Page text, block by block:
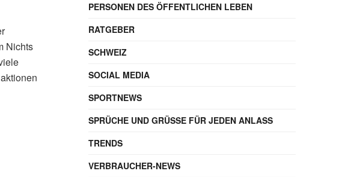
Nichts
PERSONEN DES ÖFFENTLICHEN LEBEN
RATGEBER
SCHWEIZ
SOCIAL MEDIA
SPORTNEWS
SPRÜCHE UND GRÜSSE FÜR JEDEN ANLASS
TRENDS
VERBRAUCHER-NEWS